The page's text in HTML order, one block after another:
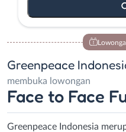
Greenpeace
membuka lowongan
Face to Face
Greenpeace Indonesia